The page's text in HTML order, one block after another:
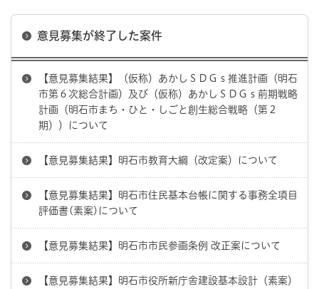
意見募集が終了した案件
【意見募集結果】（仮称）あかしＳＤＧｓ推進計画（明石
市第６次総合計画）及び（仮称）あかしＳＤＧｓ前期戦略
計画（明石市まち・ひと・しごと創生総合戦略（第２
期））について
【意見募集結果】明石市教育大綱（改定案）について
【意見募集結果】明石市住民基本台帳に関する事務全項目
評価書(素案)について
【意見募集結果】明石市市民参画条例 改正案について
【意見募集結果】明石市役所新庁舎建設基本設計（素案）